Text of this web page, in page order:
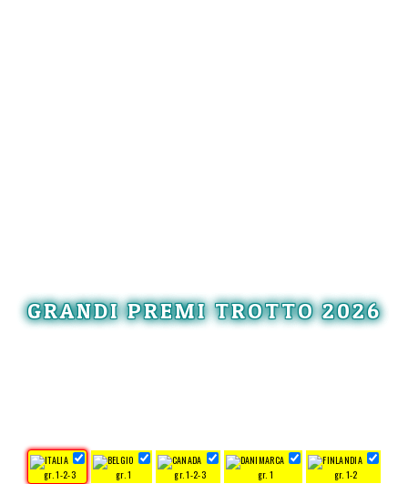
GRANDI PREMI TROTTO 2026
gr. 1-2-3 gr. 1 gr. 1-2-3 gr. 1 gr. 1-2